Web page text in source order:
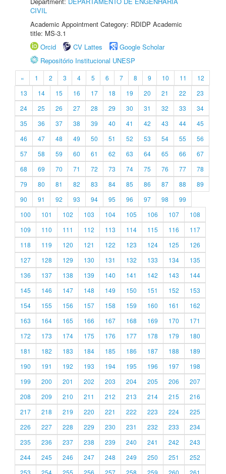
CIVIL
Academic Appointment Category: RDIDP Academic
title: MS-3.1
Orcid
CV Lattes
Google Scholar
Repositório Institucional UNESP
« 1 2 3 4 5 6 7 8 9 10 11
12
13
14 15 16 17 18 19 20 21 22
23
24
25 26 27 28 29 30 31 32 33
34
35
36 37 38 39 40 41 42 43 44
45
46
47 48 49 50 51 52 53 54 55
56
57
58 59 60 61 62 63 64 65 66
67
68
69 70 71 72 73 74 75 76 77
78
79
80 81 82 83 84 85 86 87 88
89
90
91 92 93 94 95 96 97 98
99
100
101 102 103 104 105 106 107
108
109
110 111 112 113 114 115 116
117
118
119 120 121 122 123 124 125
126
127
128 129 130 131 132 133 134
135
136
137 138 139 140 141 142 143
144
145
146 147 148 149 150 151 152
153
154
155 156 157 158 159 160 161
162
163
164 165 166 167 168 169 170
171
172
173 174 175 176 177 178 179
180
181
182 183 184 185 186 187 188
189
190
191 192 193 194 195 196 197
198
199
200 201 202 203 204 205 206
207
208
209 210 211 212 213 214 215
216
217
218 219 220 221 222 223 224
225
226
227 228 229 230 231 232 233
234
235
236 237 238 239 240 241 242
243
244
245 246 247 248 249 250 251
252
253
254 255 256 257 258 259 260 261